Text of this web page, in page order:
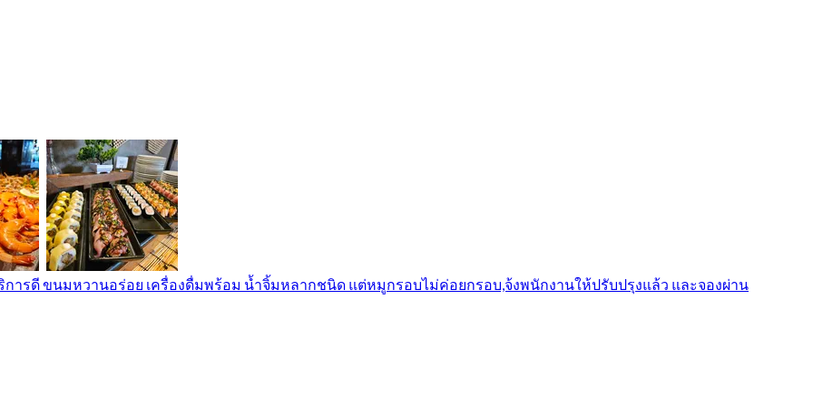
การดี ขนมหวานอร่อย เครื่องดื่มพร้อม น้ำจิ้มหลากชนิด แต่หมูกรอบไม่ค่อยกรอบ,จ้งพนักงานให้ปรับปรุงแล้ว และจองผ่าน